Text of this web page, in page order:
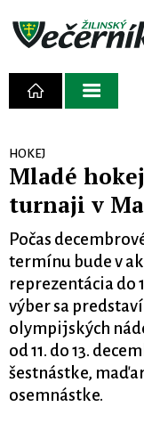
HOKEJ
Mladé
turnaji v
Počas
termínu bude v
reprezentácia do
výber sa
olympijských
od 11. do 13.
šestnástke,
osemnástke.